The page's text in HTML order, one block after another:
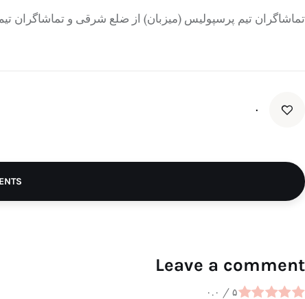
تماشاگران تیم پرسپولیس (میزبان) از ضلع شرقی و تماشاگران
۰
Leave a comment
۰.۰ / ۵